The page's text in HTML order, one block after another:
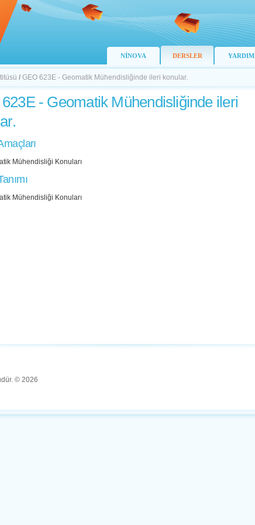
NİNOVA DERSLER YARDIM
/ GEO 623E - Geomatik Mühendisliğinde ileri konular.
- Geomatik Mühendisliğinde ileri
Mühendisliği Konuları
Mühendisliği Konuları
© 2026